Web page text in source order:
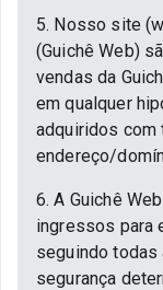
5. Nosso site
(Guichê Web)
vendas da
em qualquer
adquiridos com
endereço/
6. A Guichê
ingressos para
seguindo
segurança